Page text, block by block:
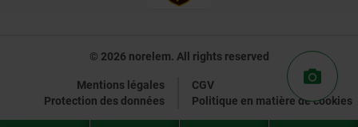
© 2026 norelem. All rights reserved
Mentions légales
CGV
Protection des données
Politique en matière de cookies